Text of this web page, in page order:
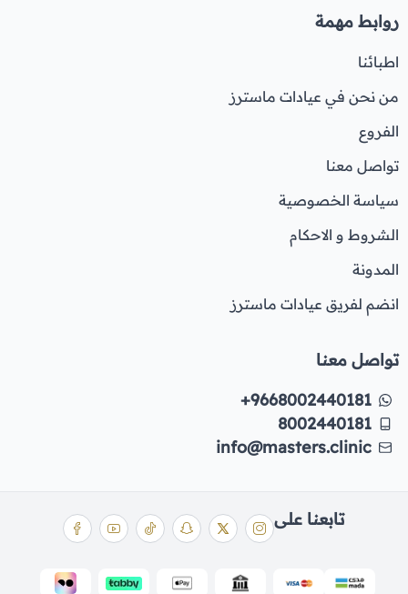
روابط مهمة
اطبائنا
من نحن في عيادات ماسترز
الفروع
تواصل معنا
سياسة الخصوصية
الشروط و الاحكام
المدونة
انضم لفريق عيادات ماسترز
تواصل معنا
+9668002440181
8002440181
info@masters.clinic
تابعنا على